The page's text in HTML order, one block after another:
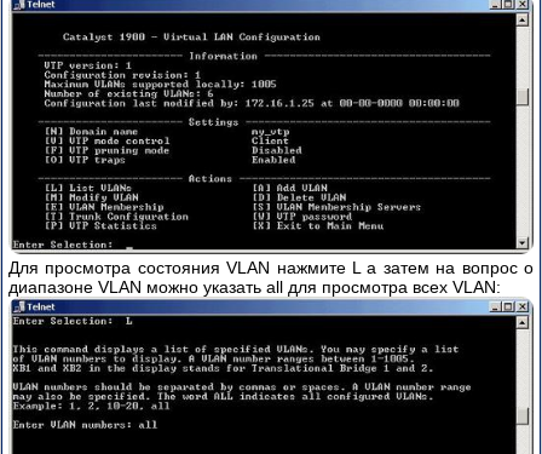
Для просмотра состояния VLAN нажмите L а затем на вопрос о
диапазоне VLAN можно указать all для просмотра всех VLAN: